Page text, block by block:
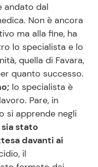
Piatti
Facili e Veloci
Feste
per Bambini
andato dal
Non è ancora
ma alla fine, ha
lo specialista e lo
quella di Favara,
quanto successo.
lo specialista è
Pare, in
si apprende negli
stato
davanti ai
il